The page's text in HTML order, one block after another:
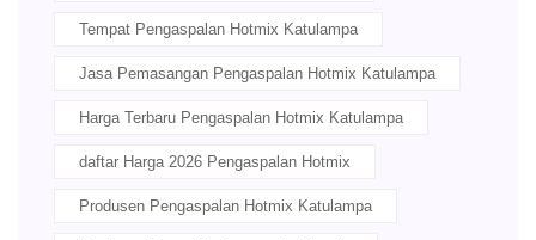
Tempat Pengaspalan Hotmix Katulampa
Jasa Pemasangan Pengaspalan Hotmix Katulampa
Harga Terbaru Pengaspalan Hotmix Katulampa
daftar Harga 2026 Pengaspalan Hotmix
Produsen Pengaspalan Hotmix Katulampa